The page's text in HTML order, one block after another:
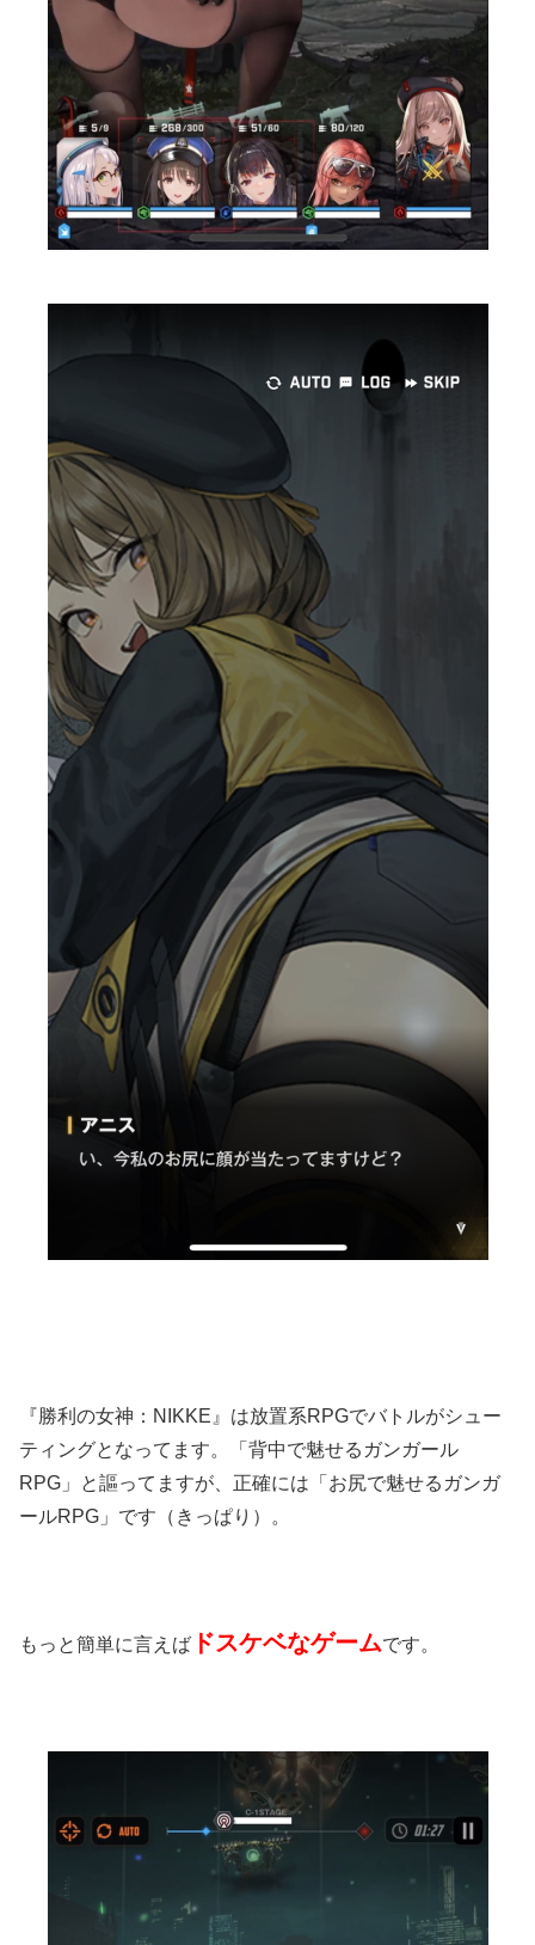
『勝利の女神：NIKKE』は放置系RPGでバトルがシュー
ティングとなってます。「背中で魅せるガンガール
RPG」と謳ってますが、正確には「お尻で魅せるガンガ
ールRPG」です（きっぱり）。
もっと簡単に言えば ドスケベなゲームです。